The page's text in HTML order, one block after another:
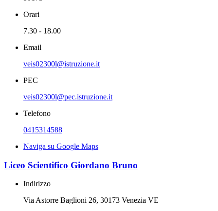
Orari
7.30 - 18.00
Email
veis02300l@istruzione.it
PEC
veis02300l@pec.istruzione.it
Telefono
0415314588
Naviga su Google Maps
Liceo Scientifico Giordano Bruno
Indirizzo
Via Astorre Baglioni 26, 30173 Venezia VE